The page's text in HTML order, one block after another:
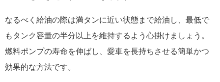
なるべく給油の際は満タンに近い状態まで給油し、最低で
もタンク容量の半分以上を維持するよう心掛けましょう。
燃料ポンプの寿命を伸ばし、愛車を長持ちさせる簡単かつ
効果的な方法です。